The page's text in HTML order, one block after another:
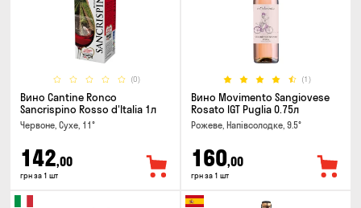
(0)
Вино Cantine Ronco
Sancrispino Rosso d'Italia 1л
Червоне, Сухе, 11°
142,00
грн за 1 шт
(1)
Вино Movimento Sangiovese
Rosato IGT Puglia 0.75л
Рожеве, Напівсолодке, 9.5°
160,00
грн за 1 шт